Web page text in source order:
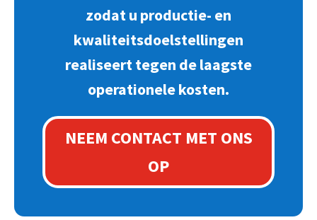
zodat u productie- en
kwaliteitsdoelstellingen
realiseert tegen de laagste
operationele kosten.
NEEM CONTACT MET ONS
OP